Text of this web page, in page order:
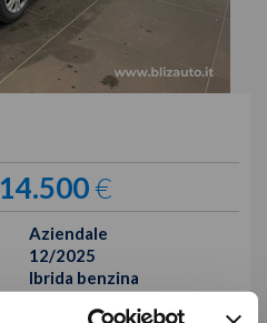
14.500€
Aziendale
12/2025
Ibrida benzina